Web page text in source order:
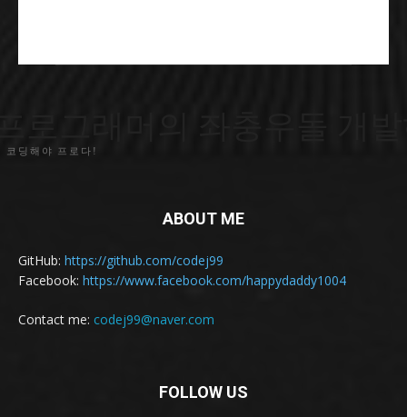
코딩해야 프로다!
ABOUT ME
GitHub: https://github.com/codej99
Facebook: https://www.facebook.com/happydaddy1004
Contact me: codej99@naver.com
FOLLOW US